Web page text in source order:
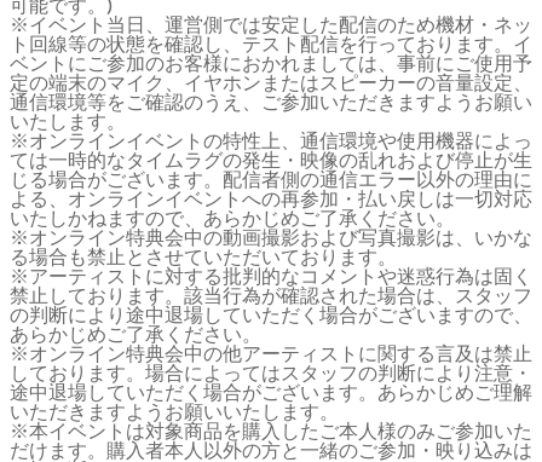
可能です。)
※イベント当日、運営側では安定した配信のため機材・ネッ
ト回線等の状態を確認し、テスト配信を行っております。イ
ベントにご参加のお客様におかれましては、事前にご使用予
定の端末のマイク、イヤホンまたはスピーカーの音量設定、
通信環境等をご確認のうえ、ご参加いただきますようお願い
いたします。
※オンラインイベントの特性上、通信環境や使用機器によっ
ては一時的なタイムラグの発生・映像の乱れおよび停止が生
じる場合がございます。配信者側の通信エラー以外の理由に
よる、オンラインイベントへの再参加・払い戻しは一切対応
いたしかねますので、あらかじめご了承ください。
※オンライン特典会中の動画撮影および写真撮影は、いかな
る場合も禁止とさせていただいております。
※アーティストに対する批判的なコメントや迷惑行為は固く
禁止しております。該当行為が確認された場合は、スタッフ
の判断により途中退場していただく場合がございますので、
あらかじめご了承ください。
※オンライン特典会中の他アーティストに関する言及は禁止
しております。場合によってはスタッフの判断により注意・
途中退場していただく場合がございます。あらかじめご理解
いただきますようお願いいたします。
※本イベントは対象商品を購入したご本人様のみご参加いた
だけます。購入者本人以外の方と一緒のご参加・映り込みは